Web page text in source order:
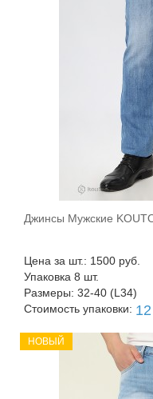
Джинсы Мужские
Цена за шт.: 1500 руб.
Упаковка 8 шт.
Размеры: 32-40 (L34)
Стоимость упаковки:
НОВЫЙ